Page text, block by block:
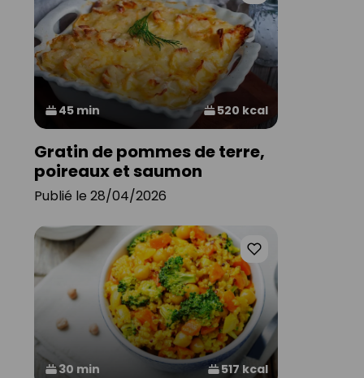
45 min 520 kcal
Gratin de pommes de terre,
poireaux et saumon
Publié le 28/04/2026
30 min 517 kcal